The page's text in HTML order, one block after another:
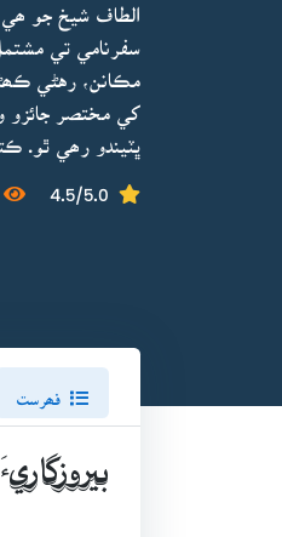
الطاف شيخ جو ھي
سفرنامي تي
مڪانن، رهڻي
کي مختصر جائزو
ڀٽيندو رھي ٿو.
4.5/5.0